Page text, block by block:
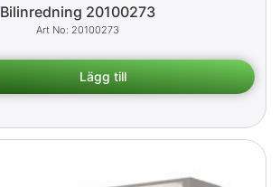
Bilinredning 20100273
20100273